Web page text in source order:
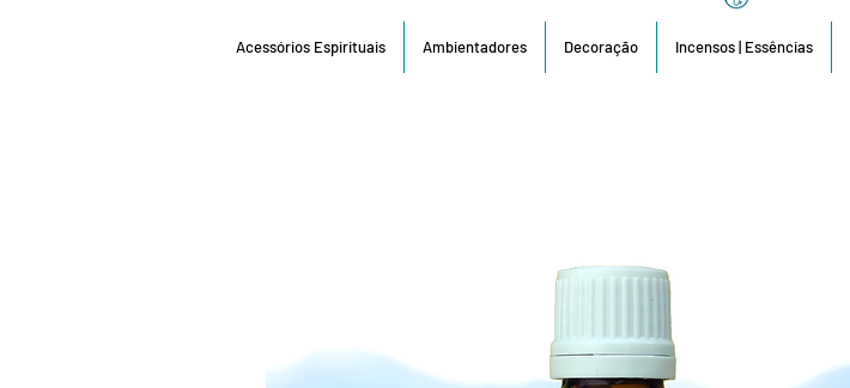
Acessórios Espirituais Ambientadores Decoração Incensos | Essências